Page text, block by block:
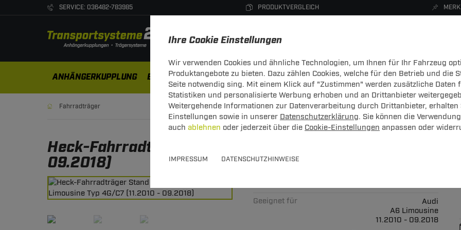
Ihre Cookie Einstellungen
Wir verwenden Cookies und ähnliche Technologien, um Ihnen für Ihr Fahrzeug
Produktangebote zu bieten. Dazu zählen Cookies, welche für den Betrieb und die
Seite notwendig sing. Mit einem Klick auf "Zustimmen" werden zusätzliche Daten
Statistiken und personalisierte Werbung erhoben und an Drittanbieter
Weitergehende Informationen zur Datenverarbeitung durch Drittanbieter, erhalten
Einstellungen sowie in unserer Datenschutzerklärung. Sie können die
auch ablehnen oder jederzeit über die Cookie-Einstellungen anpassen oder
IMPRESSUM DATENSCHUTZHINWEISE
SERVICE: 036482-783985 PRODUKTVERGLEICH
ANHÄNGERKUPPLUNG ELEKTROSÄTZE DACHTRÄGER DACHBOXEN FAHRRADTRÄGER ZUBEHÖR
Fahrradträger
Heck-Fahrradträger Stand Up 2 für Audi A6 Limousine
09.2018)
Geeignet für
Audi
A6 Limousine
11.2010 - 09.2018